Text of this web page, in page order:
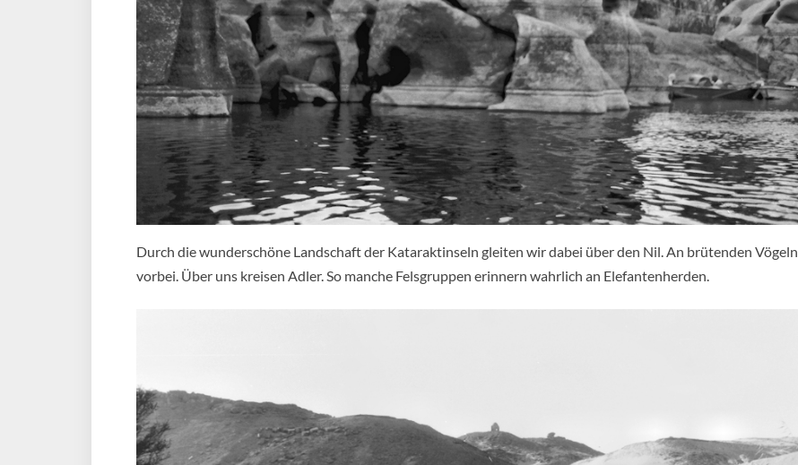
Durch die wunderschöne Landschaft der Kataraktinseln gleiten wir dabei über den Nil. An brütenden Vögeln
vorbei. Über uns kreisen Adler. So manche Felsgruppen erinnern wahrlich an Elefantenherden.